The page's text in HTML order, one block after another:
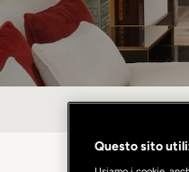
Questo sito